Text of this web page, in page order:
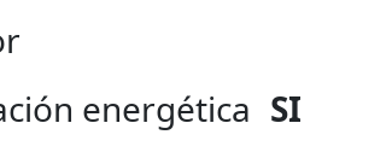
energética SI